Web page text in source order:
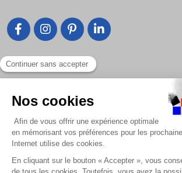
Liens utiles
Nous contacter
À propos
Paiement sécurisé
Livraison | Retour client